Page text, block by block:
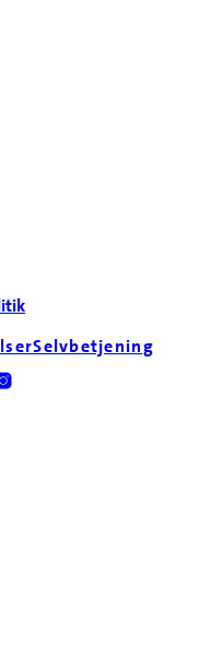
Selvbetjening